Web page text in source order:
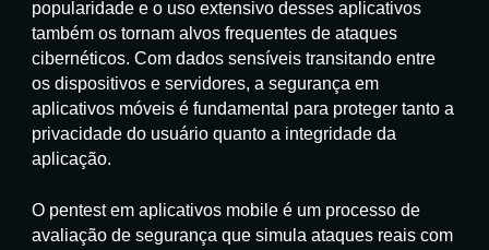
popularidade e o uso extensivo desses aplicativos
também os tornam alvos frequentes de ataques
cibernéticos. Com dados sensíveis transitando entre
os dispositivos e servidores, a segurança em
aplicativos móveis é fundamental para proteger tanto a
privacidade do usuário quanto a integridade da
aplicação.
O pentest em aplicativos mobile é um processo de
avaliação de segurança que simula ataques reais com